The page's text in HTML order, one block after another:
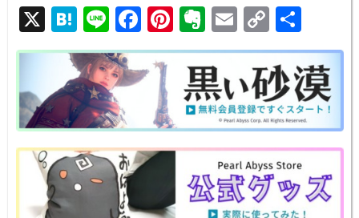
X H
at
e
n
a
Li
n
e
F
a
c
b
o
o
k
Pi
nt
er
e
st
E
v
er
n
ot
e
E
m
ail
C
o
p
y
Li
n
k
有